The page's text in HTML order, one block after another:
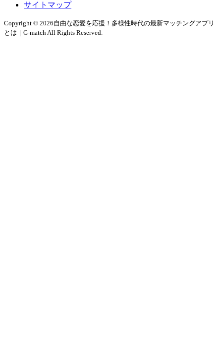
サイトマップ
Copyright © 2026自由な恋愛を応援！多様性時代の最新マッチングアプリ
とは｜G-match All Rights Reserved.